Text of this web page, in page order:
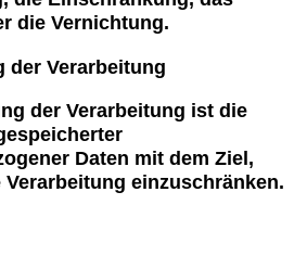
die Vernichtung.
der Verarbeitung
der Verarbeitung ist die
Daten mit dem Ziel,
einzuschränken.